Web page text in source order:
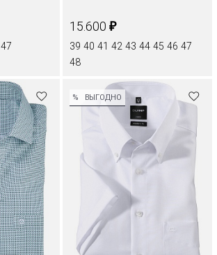
47
15.600 ₽
39 40 41 42 43 44 45 46 47
48
% ВЫГОДНО